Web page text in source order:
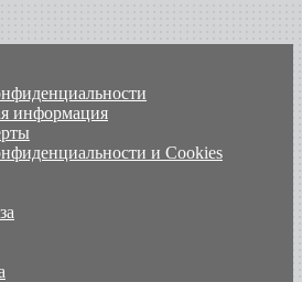
информация
и Cookies